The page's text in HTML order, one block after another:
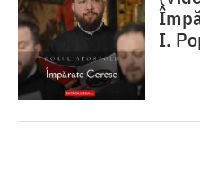
I.